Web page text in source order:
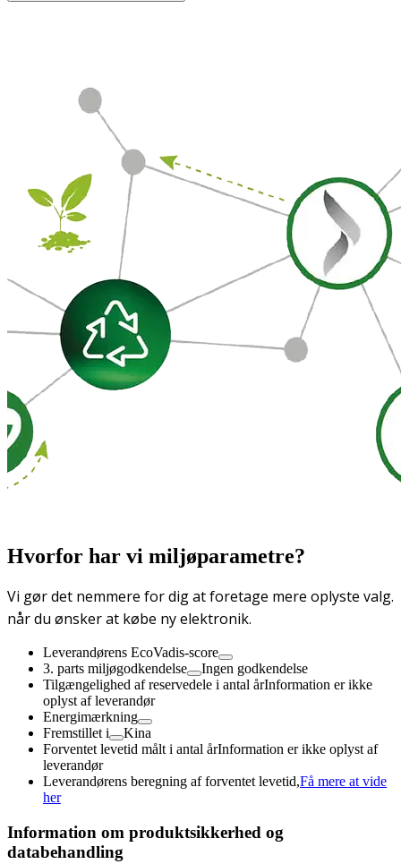
Hvorfor har vi miljøparametre?
Vi gør det nemmere for dig at foretage mere oplyste valg.
når du ønsker at købe ny elektronik.
Leverandørens EcoVadis-score
3. parts miljøgodkendelse
Ingen godkendelse
Tilgængelighed af reservedele i antal årInformation er ikke
oplyst af leverandør
Energimærkning
Fremstillet i
Kina
Forventet levetid målt i antal årInformation er ikke oplyst af
leverandør
Leverandørens beregning af forventet levetid,Få mere at vide
her
Information om produktsikkerhed og
databehandling